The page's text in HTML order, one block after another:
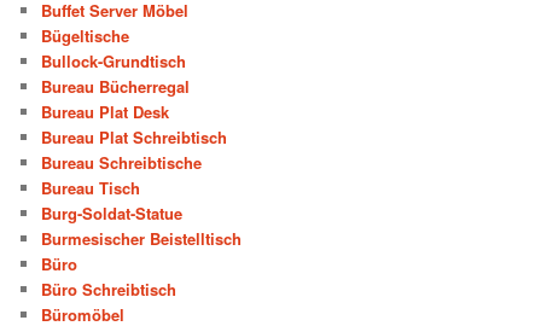
Buffet Server Möbel
Bügeltische
Bullock-Grundtisch
Bureau Bücherregal
Bureau Plat Desk
Bureau Plat Schreibtisch
Bureau Schreibtische
Bureau Tisch
Burg-Soldat-Statue
Burmesischer Beistelltisch
Büro
Büro Schreibtisch
Büromöbel